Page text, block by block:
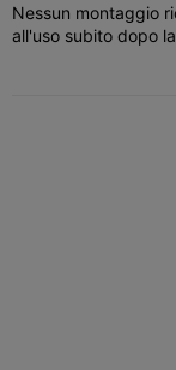
Nessun montaggio
all'uso subito dopo